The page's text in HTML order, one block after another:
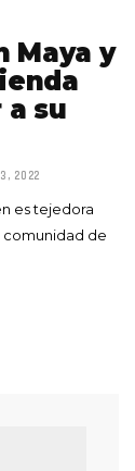
Maya y
su
2022
es tejedora
comunidad de